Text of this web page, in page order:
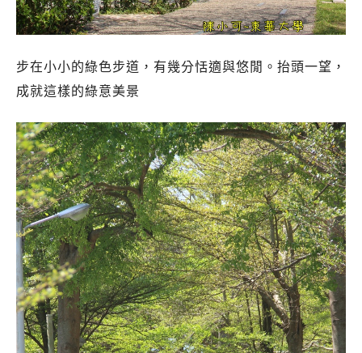
步在小小的綠色步道，有幾分恬適與悠閒。抬頭一望，
成就這樣的綠意美景